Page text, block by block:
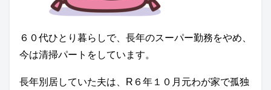
６０代ひとり暮らしで、長年のスーパー勤務をやめ、
今は清掃パートをしています。
長年別居していた夫は、R６年１０月元わが家で孤独